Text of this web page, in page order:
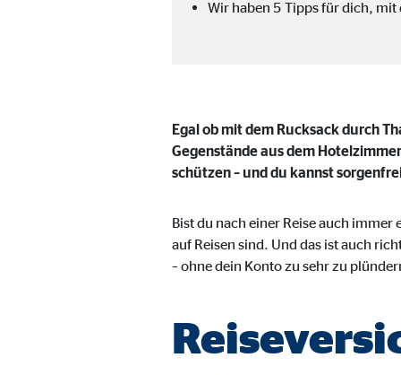
Wir haben 5 Tipps für dich, mit
Egal ob mit dem Rucksack durch
Gegenstände aus dem
schützen – und du kannst
Bist du nach einer Reise auch
auf Reisen sind. Und das ist auch
– ohne dein Konto zu sehr zu
Zweck: ad
Externe Medien
Google Maps | Empfänger: OVB, Google